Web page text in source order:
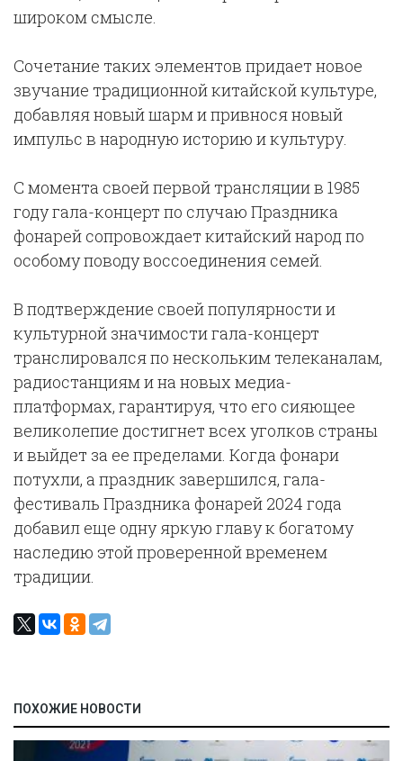
широком смысле.
Сочетание таких элементов придает новое
звучание традиционной китайской культуре,
добавляя новый шарм и привнося новый
импульс в народную историю и культуру.
С момента своей первой трансляции в 1985
году гала-концерт по случаю Праздника
фонарей сопровождает китайский народ по
особому поводу воссоединения семей.
В подтверждение своей популярности и
культурной значимости гала-концерт
транслировался по нескольким телеканалам,
радиостанциям и на новых медиа-
платформах, гарантируя, что его сияющее
великолепие достигнет всех уголков страны
и выйдет за ее пределами. Когда фонари
потухли, а праздник завершился, гала-
фестиваль Праздника фонарей 2024 года
добавил еще одну яркую главу к богатому
наследию этой проверенной временем
традиции.
ПОХОЖИЕ НОВОСТИ